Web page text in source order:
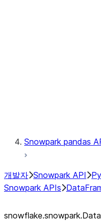
Snowpark pandas
개발자 Snowpark API
Snowpark APIs